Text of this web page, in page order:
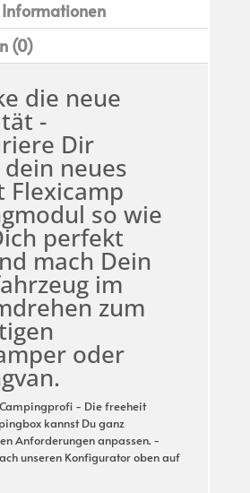
(0)
die neue
-
Dir
neues
Flexicamp
so wie
perfekt
mach Dein
im
zum
oder
- Die freeheit
kannst Du ganz
Anforderungen anpassen. -
unseren Konfigurator oben auf